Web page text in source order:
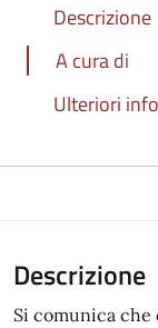
Descrizione
A cura di
Ulteriori
Descrizione
Si comunica